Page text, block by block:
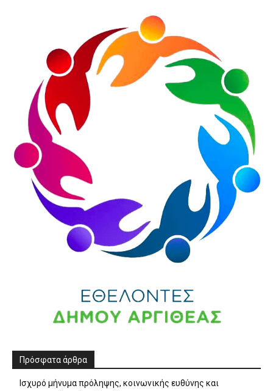
Πρόσφατα άρθρα
Ισχυρό μήνυμα πρόληψης, κοινωνικής ευθύνης και